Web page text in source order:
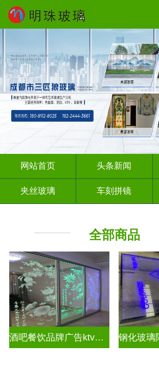
网站首页 头条新闻
夹丝玻璃 车刻拼镜
深 渊 镜
全部商品
酒吧餐饮品牌广告ktv激光内雕发光艺术玻璃